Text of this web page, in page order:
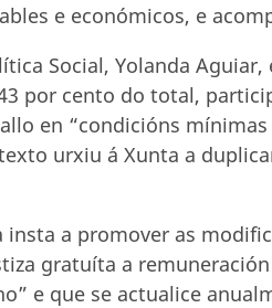
e económicos, e
Social, Yolanda
por cento do total,
en “condicións
urxiu á Xunta a
a promover as
gratuíta a
e que se actualice